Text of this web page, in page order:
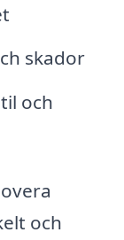
skador
och
och